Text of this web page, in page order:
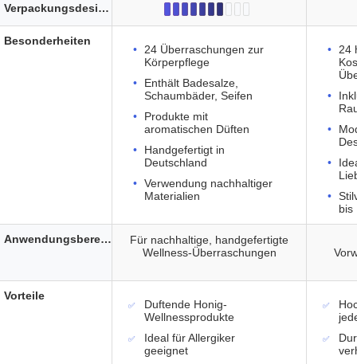
24 Überraschungen zur
Körperpflege
Enthält Badesalze,
Schaumbäder, Seifen
Produkte mit
aromatischen Düften
Handgefertigt in
Deutschland
Verwendung nachhaltiger
Materialien
24
bis
Für nachhaltige, handgefertigte
Wellness-Überraschungen
Duftende Honig-
Wellnessprodukte
Ideal für Allergiker
geeignet
Verpackungsdesign
Besonderheiten
Anwendungsbereich
Vorteile